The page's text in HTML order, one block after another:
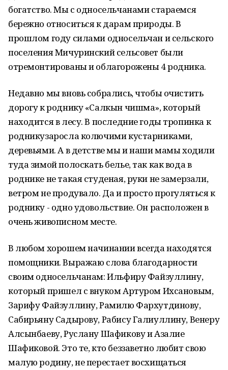
богатство. Мы с односельчанами стараемся
бережно относиться к дарам природы. В
прошлом году силами односельчан и сельского
поселения Мичуринский сельсовет были
отремонтированы и облагорожены 4 родника.
Недавно мы вновь собрались, чтобы очистить
дорогу к роднику «Салкын чишма», который
находится в лесу. В последние годы тропинка к
родникузаросла колючими кустарниками,
деревьями. А в детстве мы и наши мамы ходили
туда зимой полоскать белье, так как вода в
роднике не такая студеная, руки не замерзали,
ветром не продувало. Да и просто прогуляться к
роднику - одно удовольствие. Он расположен в
очень живописном месте.
В любом хорошем начинании всегда находятся
помощники. Выражаю слова благодарности
своим односельчанам: Ильфиру Файзуллину,
который пришел с внуком Артуром Ихсановым,
Зарифу Файзуллину, Рамилю Фархутдинову,
Сабирьяну Садырову, Рабису Галиуллину, Венеру
Алсынбаеву, Руслану Шафикову и Азалие
Шафиковой. Это те, кто беззаветно любит свою
малую родину, не перестает восхищаться